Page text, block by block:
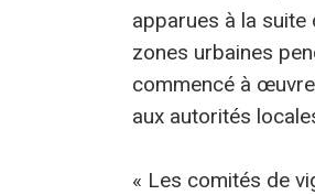
apparues à la
zones urbaines
commencé à
aux autorités
« Les comités de